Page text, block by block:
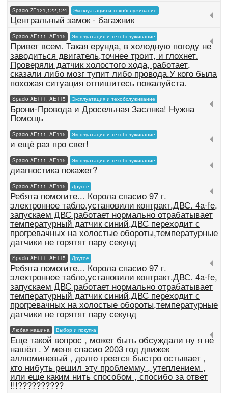
Spacio ZE121,122,124 Эксплуатация и техобслуживание
Центральный замок - багажник
Spacio AE111, AE115 Эксплуатация и техобслуживание
Привет всем. Такая ерунда, в холодную погоду не
заводиться двигатель,точнее троит, и глохнет.
Проверяли датчик холостого хода, работает,
сказали либо мозг тупит либо провода.У кого была
похожая ситуация отпишитесь пожалуйста.
Spacio AE111, AE115 Эксплуатация и техобслуживание
Брони-Провода и Дросельная Заслнка! Нужна
Помощь
Spacio AE111, AE115 Эксплуатация и техобслуживание
и ещё раз про свет!
Spacio AE111, AE115 Эксплуатация и техобслуживание
диагностика покажет?
Spacio AE111, AE115 Другое
Ребята помогите... Корола спасио 97 г.
электронное табло,установили контракт.ДВС. 4a-fe,
запускаем ДВС работает нормально отрабатывает
температурный датчик синий,ДВС переходит с
прогревачных на холостые обороты,температурные
датчики не горятят пару секунд
Spacio AE111, AE115 Другое
Ребята помогите... Корола спасио 97 г.
электронное табло,установили контракт.ДВС. 4a-fe,
запускаем ДВС работает нормально отрабатывает
температурный датчик синий,ДВС переходит с
прогревачных на холостые обороты,температурные
датчики не горятят пару секунд
Любая машина Выбор и покупка
Еще такой вопрос , может быть обсуждали ну я не
нашёл . У меня спасио 2003 год движек
аллюминевый , долго греется быстро остывает ,
кто нибуть решил эту проблемму , утеплением ,
или еще каким нить способом , спосибо за ответ
!!!??????????